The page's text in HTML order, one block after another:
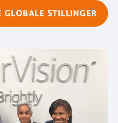
STILLINGER